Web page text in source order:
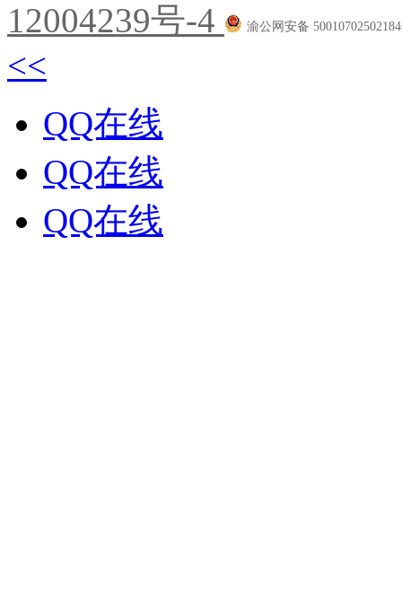
12004239号-4
渝公网安备
<<
QQ在线
QQ在线
QQ在线